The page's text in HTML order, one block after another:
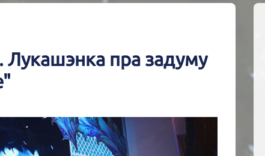
Лукашэнка пра задуму